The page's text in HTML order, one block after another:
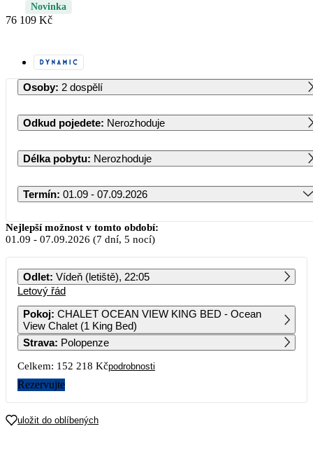
Novinka
76 109 Kč
Osoby: 2 dospělí
Odkud pojedete: Nerozhoduje
Délka pobytu: Nerozhoduje
Termín: 01.09 - 07.09.2026
Září 2026
PO ÚT ST ČT PÁ SO NE
76 109 76 109 105 019
7 8 9 10 11 12 13
14 15 16 17
21 22 23 24 25 26 27
Nejlepší možnost v tomto období:
01.09 - 07.09.2026 (7 dní, 5 nocí)
Odlet: Vídeň (letiště), 22:05
Letový řád
Pokoj: CHALET OCEAN VIEW KING BED - Ocean
View Chalet (1 King Bed)
Strava: Polopenze
Celkem: 152 218 Kčpodrobnosti
Rezervujte
uložit do oblíbených